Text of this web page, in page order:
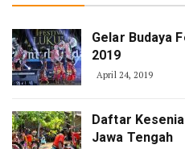
Gelar Budaya
2019
April 24, 2019
Daftar
Jawa Tengah